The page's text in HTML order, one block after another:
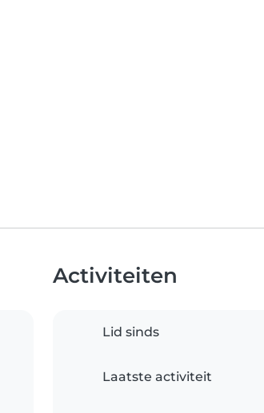
Activiteiten
Lid sinds
Laatste activiteit